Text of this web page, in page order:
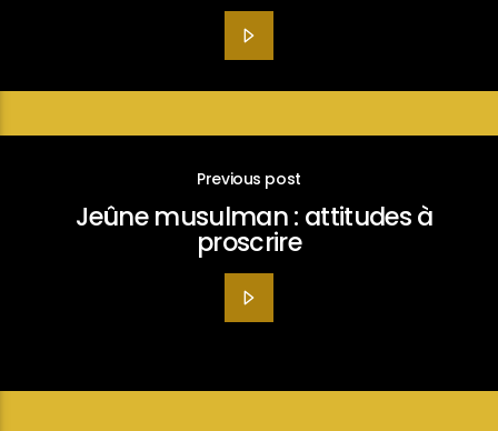
Previous post
Jeûne musulman : attitudes à
proscrire